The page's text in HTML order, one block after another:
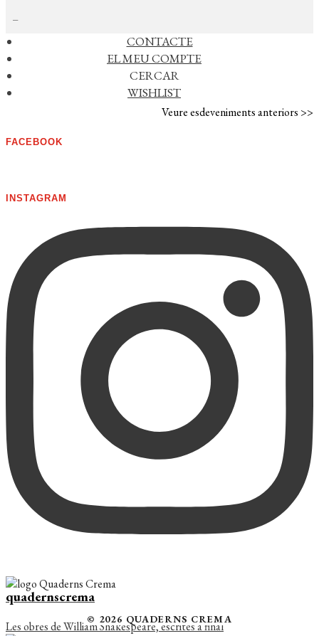
CONTACTE
EL MEU COMPTE
CERCAR
WISHLIST
AGENDA
No s'han trobat esdeveniments
Veure esdeveniments anteriors >>
FACEBOOK
INSTAGRAM
quadernscrema
Les obres de William Shakespeare, escrites a final
© 2026 QUADERNS CREMA